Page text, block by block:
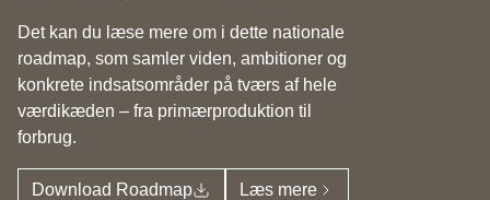
Det kan du læse mere om i dette nationale
roadmap, som samler viden, ambitioner og
konkrete indsatsområder på tværs af hele
værdikæden – fra primærproduktion til
forbrug.
Download Roadmap Læs mere